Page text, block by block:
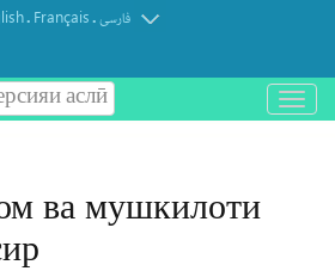
. Français.فارسی
аслӣ
باز
و
ва мушкилоти